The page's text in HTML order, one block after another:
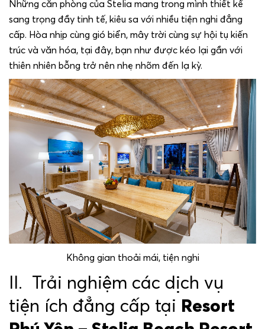
Những căn phòng của Stelia mang trong mình thiết kế
sang trọng đầy tinh tế, kiêu sa với nhiều tiện nghi đẳng
cấp. Hòa nhịp cùng gió biển, mây trời cùng sự hội tụ kiến
trúc và văn hóa, tại đây, bạn như được kéo lại gần với
thiên nhiên bỗng trở nên nhẹ nhõm đến lạ kỳ.
Không gian thoải mái, tiện nghi
II. Trải nghiệm các dịch vụ
tiện ích đẳng cấp tại Resort